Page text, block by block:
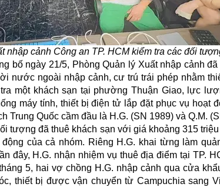
nhập cảnh Công an TP. HCM kiểm tra các đối
bố ngày 21/5, Phòng Quản lý Xuất nhập cảnh
nước ngoài nhập cảnh, cư trú trái phép nhằm
một khách sạn tại phường Thuận Giao, lực
máy tính, thiết bị điện tử lắp đặt phục vụ hoạt
Trung Quốc cầm đầu là H.G. (SN 1989) và Q.M.
tượng đã thuê khách sạn với giá khoảng 315
của cả nhóm. Riêng H.G. khai từng làm
đây, H.G. nhận nhiệm vụ thuê địa điểm tại TP.
5, hai vợ chồng H.G. nhập cảnh qua cửa
thiết bị được vận chuyển từ Campuchia sang